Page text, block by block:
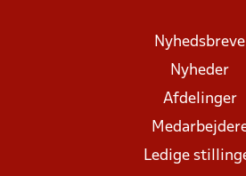
Nyhedsbreve
Nyheder
Afdelinger
Ledige